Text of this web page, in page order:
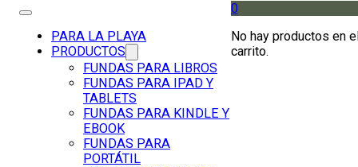
PARA LA PLAYA
PRODUCTOS
FUNDAS PARA LIBROS
FUNDAS PARA IPAD Y
TABLETS
FUNDAS PARA KINDLE Y
EBOOK
FUNDAS PARA
PORTÁTIL
0
No hay productos en
carrito.